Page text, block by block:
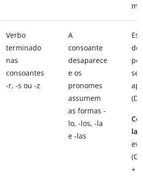
Verbo
terminado
nas
consoantes
-r, -s ou -z
A
consoante
desaparece
e os
pronomes
assumem
as formas -
lo, -los, -la
e -las
se
la
+ a)